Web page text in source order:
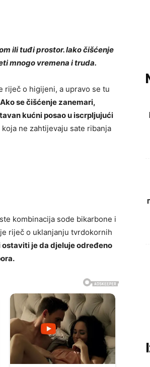
ili tuđi prostor. Iako čišćenje
mnogo vremena i truda.
riječ o higijeni, a upravo se tu
Ako se čišćenje zanemari,
kućni posao u iscrpljujući
ne zahtijevaju sate ribanja
kombinacija sode bikarbone i
riječ o uklanjanju tvrdokornih
je da djeluje određeno